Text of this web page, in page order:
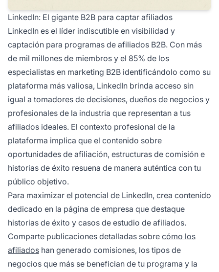
LinkedIn: El gigante B2B para captar afiliados
LinkedIn es el líder indiscutible en visibilidad y
captación para programas de afiliados B2B. Con más
de mil millones de miembros y el 85% de los
especialistas en marketing B2B identificándolo como su
plataforma más valiosa, LinkedIn brinda acceso sin
igual a tomadores de decisiones, dueños de negocios y
profesionales de la industria que representan a tus
afiliados ideales. El contexto profesional de la
plataforma implica que el contenido sobre
oportunidades de afiliación, estructuras de comisión e
historias de éxito resuena de manera auténtica con tu
público objetivo.
Para maximizar el potencial de LinkedIn, crea contenido
dedicado en la página de empresa que destaque
historias de éxito y casos de estudio de afiliados.
Comparte publicaciones detalladas sobre cómo los
afiliados han generado comisiones, los tipos de
negocios que más se benefician de tu programa y la